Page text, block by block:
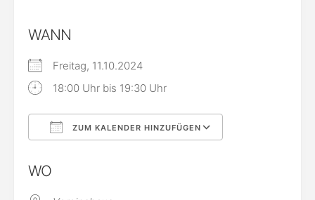
WANN
Freitag, 11.10.2024
18:00 Uhr bis 19:30 Uhr
ZUM KALENDER HINZUFÜGEN
WO